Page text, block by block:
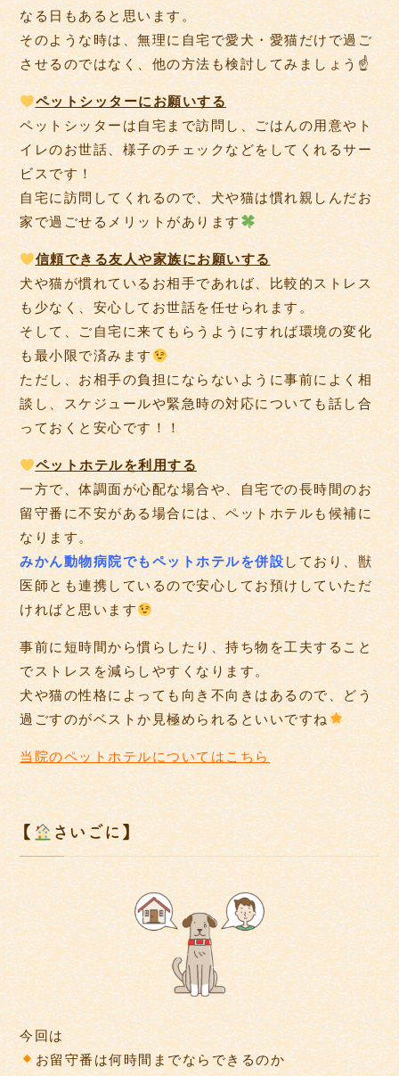
なる日もあると思います。
そのような時は、無理に自宅で愛犬・愛猫だけで過ご
させるのではなく、他の方法も検討してみましょう☝
ペットシッターにお願いする
ペットシッターは自宅まで訪問し、ごはんの用意やト
イレのお世話、様子のチェックなどをしてくれるサー
ビスです！
自宅に訪問してくれるので、犬や猫は慣れ親しんだお
家で過ごせるメリットがあります
信頼できる友人や家族にお願いする
犬や猫が慣れているお相手であれば、比較的ストレス
も少なく、安心してお世話を任せられます。
そして、ご自宅に来てもらうようにすれば環境の変化
も最小限で済みます
ただし、お相手の負担にならないように事前によく相
談し、スケジュールや緊急時の対応についても話し合
っておくと安心です！！
ペットホテルを利用する
一方で、体調面が心配な場合や、自宅での長時間のお
留守番に不安がある場合には、ペットホテルも候補に
なります。
みかん動物病院でもペットホテルを併設しており、獣
医師とも連携しているので安心してお預けしていただ
ければと思います
事前に短時間から慣らしたり、持ち物を工夫すること
でストレスを減らしやすくなります。
犬や猫の性格によっても向き不向きはあるので、どう
過ごすのがベストか見極められるといいですね
当院のペットホテルについてはこちら
【 さいごに】
今回は
お留守番は何時間までならできるのか